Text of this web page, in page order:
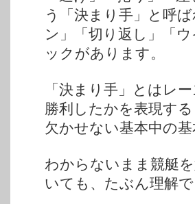
う「決まり手」と呼
ン」「切り返し」「
ックがあります。
「決まり手」とはレ
勝利したかを表現す
欠かせない基本中の
わからないまま競艇
いても、たぶん理解